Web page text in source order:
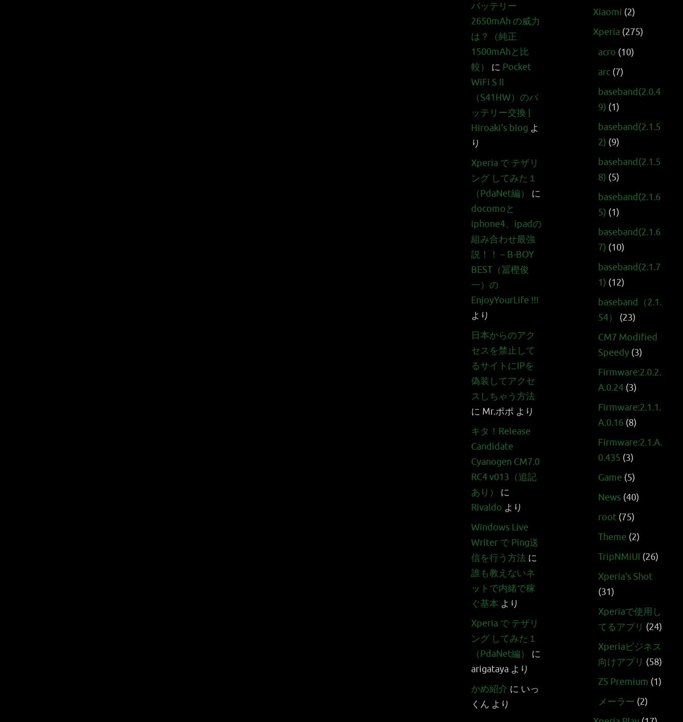
バッテリー
2650mAh の威力
は？（純正
1500mAhと比
較）
に Pocket
WiFi S II
（S41HW）のバ
ッテリー交換 |
Hiroaki's blog よ
り
Xperia で テザリ
ング してみた１
（PdaNet編）
に
docomoと
iphone4、ipadの
組み合わせ最強
説！！ – B-BOY
BEST（冨樫俊
一）の
EnjoyYourLife !!!
より
日本からのアク
セスを禁止して
るサイトにIPを
偽装してアクセ
スしちゃう方法
に Mr.ポポ より
キタ！Release
Candidate
Cyanogen CM7.0
RC4 v013（追記
あり）
に
Rivaldo より
Windows Live
Writer で Ping送
信を行う方法 に
誰も教えないネ
ットで内緒で稼
ぐ基本 より
Xperia で テザリ
ング してみた１
（PdaNet編）
に
arigataya より
かめ紹介 に いっ
くん より
Xiaomi (2)
Xperia (275)
acro (10)
arc (7)
baseband(2.0.4
9) (1)
baseband(2.1.5
2) (9)
baseband(2.1.5
8) (5)
baseband(2.1.6
5) (1)
baseband(2.1.6
7) (10)
baseband(2.1.7
1) (12)
baseband（2.1.
54）
(23)
CM7 Modified
Speedy (3)
Firmware:2.0.2.
A.0.24 (3)
Firmware:2.1.1.
A.0.16 (8)
Firmware:2.1.A.
0.435 (3)
Game (5)
News (40)
root (75)
Theme (2)
TripNMiUI (26)
Xperia's Shot
(31)
Xperiaで使用し
てるアプリ (24)
Xperiaビジネス
向けアプリ (58)
Z5 Premium (1)
メーラー (2)